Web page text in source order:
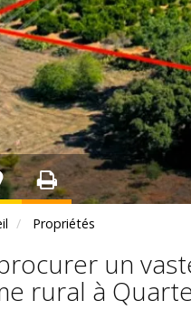
Propriétés
un
rural à